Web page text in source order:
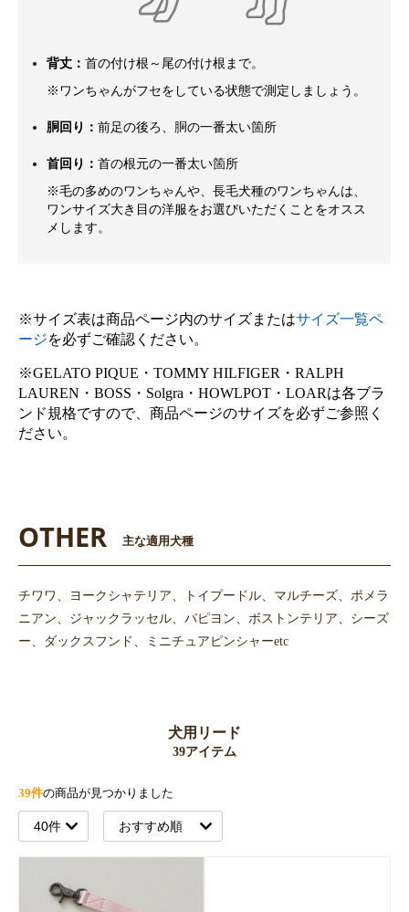
背丈： 首の付け根～尾の付け根まで。
※ワンちゃんがフセをしている状態で測定しましょう。
胴回り： 前足の後ろ、胴の一番太い箇所
首回り： 首の根元の一番太い箇所
※毛の多めのワンちゃんや、長毛犬種のワンちゃんは、
ワンサイズ大き目の洋服をお選びいただくことをオスス
メします。
※サイズ表は商品ページ内のサイズまたはサイズ一覧ペ
ージを必ずご確認ください。
※GELATO PIQUE・TOMMY HILFIGER・RALPH
LAUREN・BOSS・Solgra・HOWLPOT・LOARは各ブラ
ンド規格ですので、商品ページのサイズを必ずご参照く
ださい。
OTHER 主な適用犬種
チワワ、ヨークシャテリア、トイプードル、マルチーズ、ポメラ
ニアン、ジャックラッセル、パピヨン、ボストンテリア、シーズ
ー、ダックスフンド、ミニチュアピンシャーetc
犬用リード
39アイテム
39件の商品が見つかりました